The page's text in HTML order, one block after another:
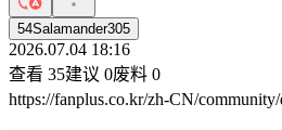
54Salamander305
2026.07.04 18:16
查看 35建议 0废料 0
https://fanplus.co.kr/zh-CN/